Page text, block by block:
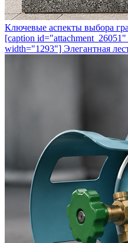
Ключевые аспекты выбора
[caption
width="1293"] Элегантная